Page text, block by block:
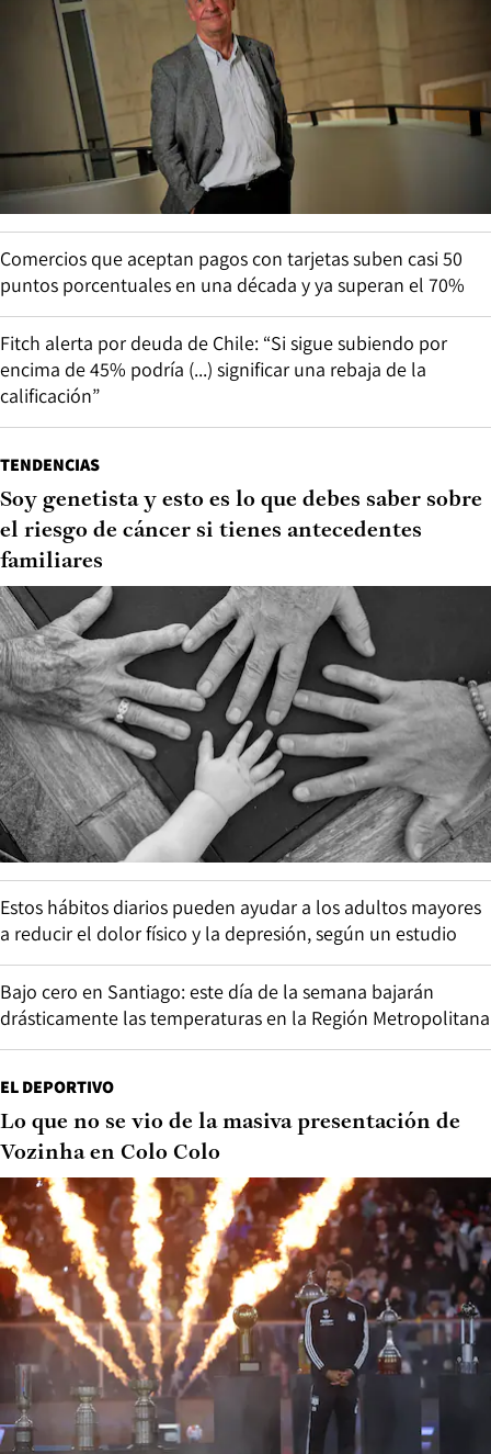
Comercios que aceptan pagos con tarjetas suben casi 50
puntos porcentuales en una década y ya superan el 70%
Fitch alerta por deuda de Chile: “Si sigue subiendo por
encima de 45% podría (...) significar una rebaja de la
calificación”
TENDENCIAS
Soy genetista y esto es lo que debes saber sobre
el riesgo de cáncer si tienes antecedentes
familiares
Estos hábitos diarios pueden ayudar a los adultos mayores
a reducir el dolor físico y la depresión, según un estudio
Bajo cero en Santiago: este día de la semana bajarán
drásticamente las temperaturas en la Región Metropolitana
EL DEPORTIVO
Lo que no se vio de la masiva presentación de
Vozinha en Colo Colo